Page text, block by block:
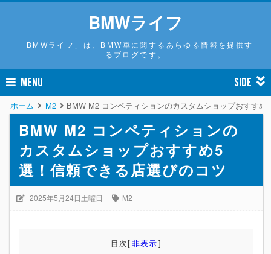
BMWライフ
「BMWライフ」は、BMW車に関するあらゆる情報を提供す
るブログです。
MENU SIDE
ホーム M2 BMW M2 コンペティションのカスタムショップおすす
BMW M2 コンペティションの
カスタムショップおすすめ5
選！信頼できる店選びのコツ
2025年5月24日土曜日 M2
目次[非表示]